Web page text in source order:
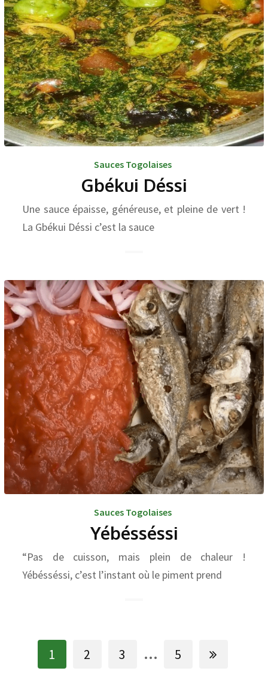
Sauces Togolaises
Gbékui Déssi
Une sauce épaisse, généreuse, et pleine de vert !
La Gbékui Déssi c’est la sauce
Sauces Togolaises
Yébésséssi
“Pas de cuisson, mais plein de chaleur !
Yébésséssi, c’est l’instant où le piment prend
1 2 3 ... 5